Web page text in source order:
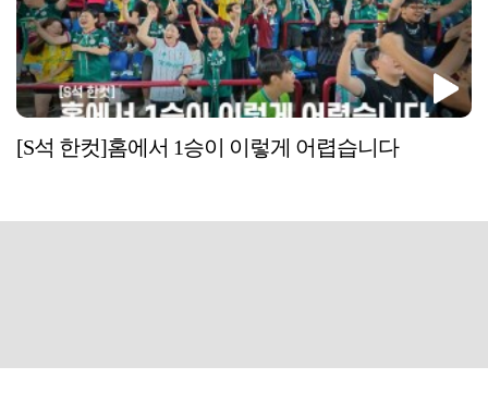
[S석 한컷]홈에서 1승이 이렇게 어렵습니다